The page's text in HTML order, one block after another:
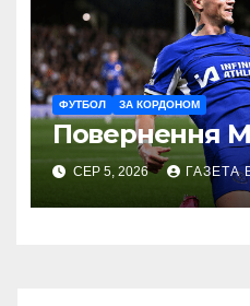
ФУТБОЛ ЗА КОРДОНОМ
Повернення
СЕР 5, 2026 ГАЗЕТА